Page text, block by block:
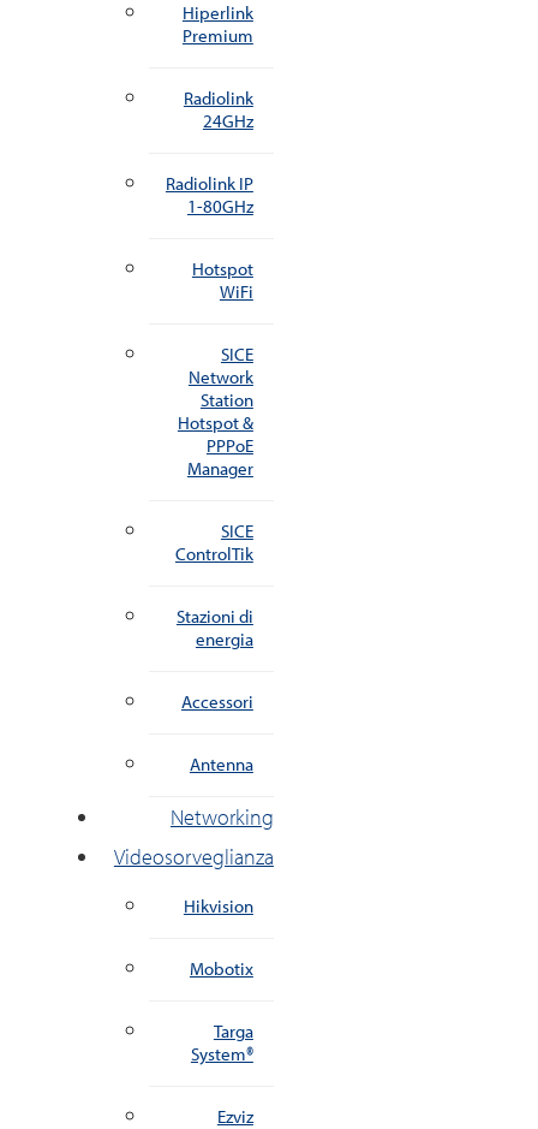
Hiperlink
Premium
Radiolink
24GHz
Radiolink IP
1-80GHz
Hotspot
WiFi
SICE
Network
Station
Hotspot &
PPPoE
Manager
SICE
ControlTik
Stazioni di
energia
Accessori
Antenna
Networking
Videosorveglianza
Hikvision
Mobotix
Targa
System®
Ezviz